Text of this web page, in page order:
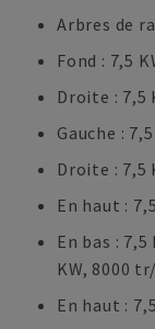
Arbres de
Fond : 7,5
Droite : 7,5
Gauche :
Droite : 7,5
En haut :
En bas :
KW, 8000
En haut :